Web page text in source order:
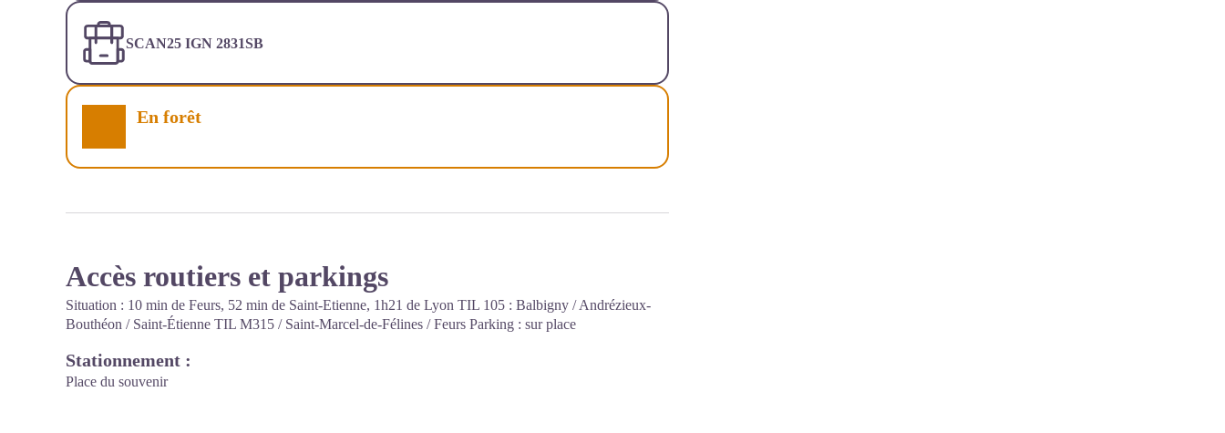
SCAN25 IGN 2831SB
En forêt
Accès routiers et parkings
Situation : 10 min de Feurs, 52 min de Saint-Etienne, 1h21 de Lyon TIL 105 : Balbigny / Andrézieux-
Bouthéon / Saint-Étienne TIL M315 / Saint-Marcel-de-Félines / Feurs Parking : sur place
Stationnement :
Place du souvenir